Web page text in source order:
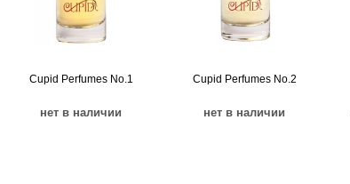
Cupid Perfumes No.1
нет в наличии
Cupid Perfumes No.2
нет в наличии